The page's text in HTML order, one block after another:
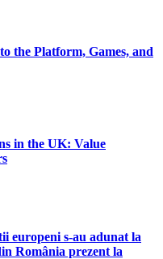
the Platform, Games, and
in the UK: Value
europeni s-au adunat la
România prezent la